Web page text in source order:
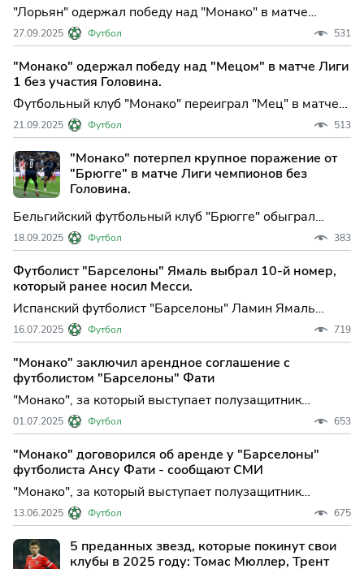
"Лорьян" одержал победу над "Монако" в матче
шестого тура чемпионата Франции по футболу.
Встреча прошла в Лорьяне и завершилась со счетом
3:1. В составе победителей дубл...
27.09.2025 Футбол 531
"Монако" одержал победу над "Мецом" в матче Лиги
1 без участия Головина.
Футбольный клуб "Монако" переиграл "Мец" в матче
пятого тура чемпионата Франции. Встреча прошла в
Монако и завершилась со счетом 5:2 в пользу хозяев.
В составе победител...
21.09.2025 Футбол 513
"Монако" потерпел крупное поражение от
"Брюгге" в матче Лиги чемпионов без
Головина.
Бельгийский футбольный клуб "Брюгге" обыграл
"Монако" в матче первого тура основного этапа Лиги
чемпионов. Встреча в Брюгге завершилась со счетом
4:1 в пользу хозяев, у ...
18.09.2025 Футбол 383
Футболист "Барселоны" Ямаль выбрал 10-й номер,
который ранее носил Месси.
Испанский футболист "Барселоны" Ламин Ямаль
сменил игровой номер с 19-го на десятый,
сообщается в аккаунте команды в соцсети Х. Ранее
под десятым номером за клуб играл и...
16.07.2025 Футбол 719
"Монако" заключил арендное соглашение с
футболистом "Барселоны" Фати
"Монако", за который выступает полузащитник
сборной России по футболу Александр Головин,
арендовал полузащитника "Барселоны" Ансу Фати,
сообщает сайт команды. Отмечается,...
01.07.2025 Футбол 653
"Монако" договорился об аренде у "Барселоны"
футболиста Ансу Фати - сообщают СМИ
"Монако", за который выступает полузащитник
сборной России по футболу Александр Головин,
близок к приобретению полузащитника "Барселоны"
Ансу Фати, сообщает журналист Фаб...
13.06.2025 Футбол 675
5 преданных звезд, которые покинут свои
клубы в 2025 году: Томас Мюллер, Трент